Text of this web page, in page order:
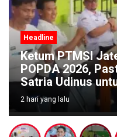
Headline
Ketum PTMSI
POPDA 2026,
Satria Udinus
2 hari yang lalu